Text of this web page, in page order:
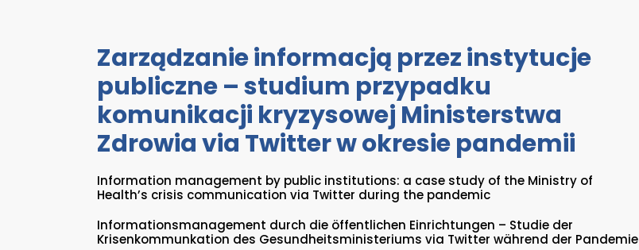
Zarządzanie informacją przez instytucje
publiczne – studium przypadku
komunikacji kryzysowej Ministerstwa
Zdrowia via Twitter w okresie pandemii
Information management by public institutions: a case study of the Ministry of
Health’s crisis communication via Twitter during the pandemic
Informationsmanagement durch die öffentlichen Einrichtungen – Studie der
Krisenkommunkation des Gesundheitsministeriums via Twitter während der Pandemie